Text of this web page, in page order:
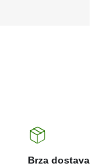
Brza dostava